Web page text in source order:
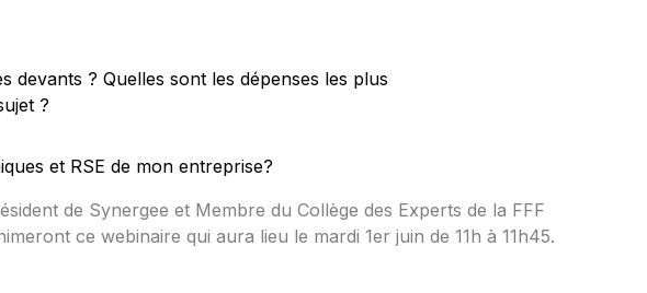
devants ? Quelles sont les dépenses les plus
?
et RSE de mon entreprise?
de Synergee et Membre du Collège des Experts de la FFF
ce webinaire qui aura lieu le mardi 1er juin de 11h à 11h45.